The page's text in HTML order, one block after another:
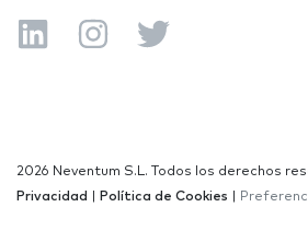
2026 Neventum S.L. Todos los derechos
Privacidad
Política de Cookies